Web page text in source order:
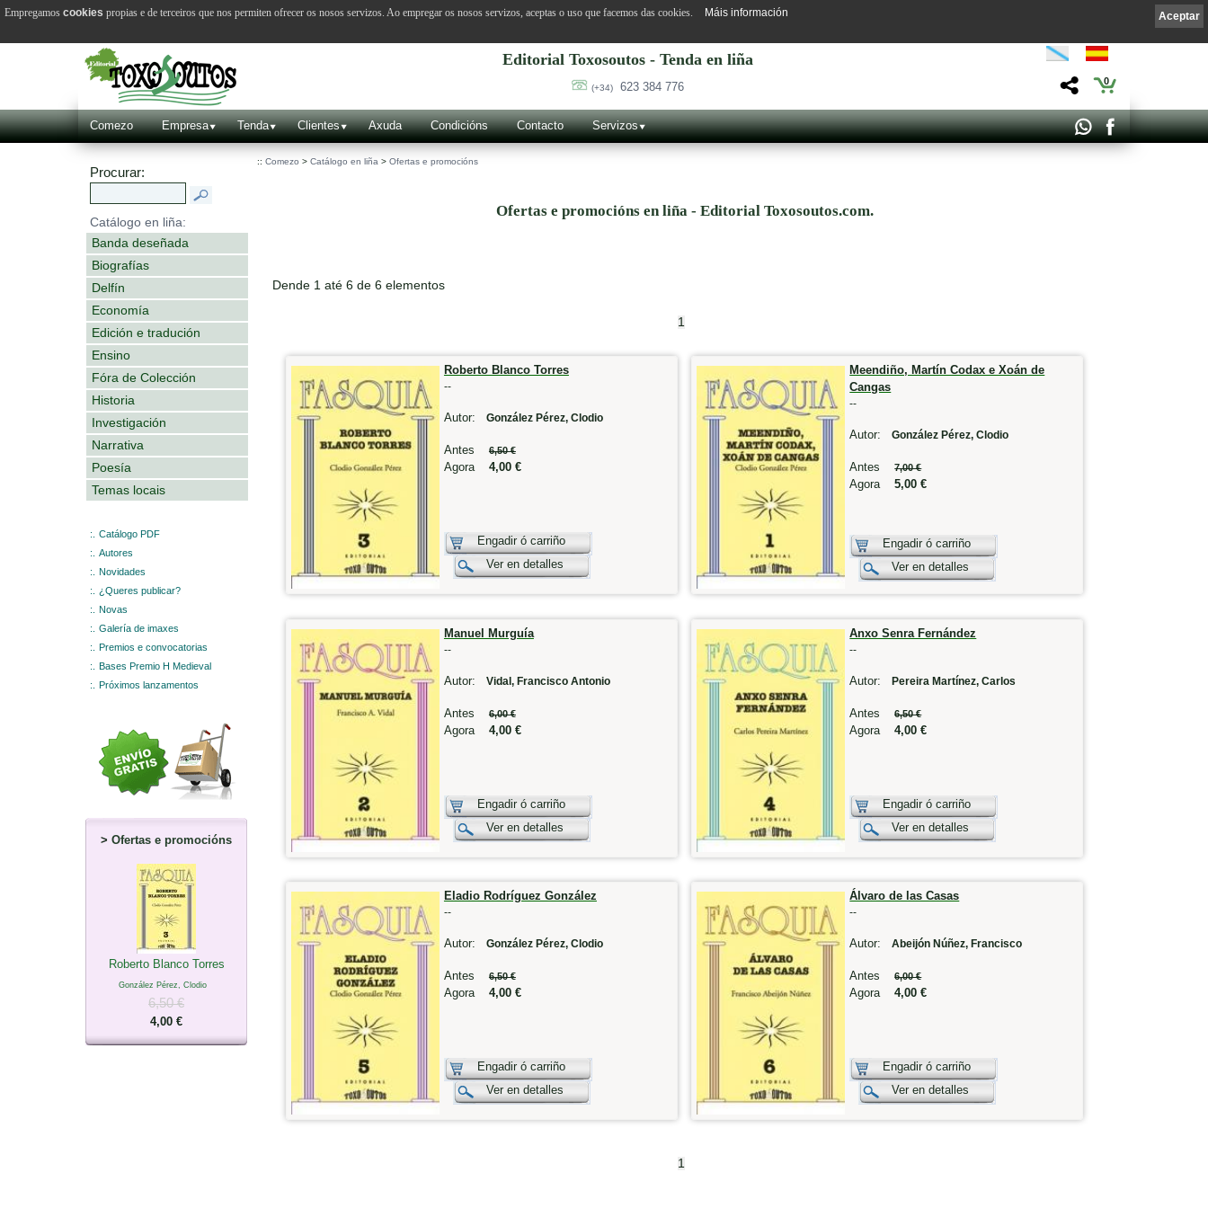
Editorial Toxosoutos - Tenda en liña
(+34) 623 384 776 0
Comezo Empresa Tenda Clientes Axuda Condicións Contacto Servizos
Procurar:
Catálogo en liña:
Banda deseñada
Biografías
Delfín
Economía
Edición e tradución
Ensino
Fóra de Colección
Historia
Investigación
Narrativa
Poesía
Temas locais
:.
Catálogo PDF
:.
Autores
:.
Novidades
:.
¿Queres publicar?
:.
Novas
:.
Galería de imaxes
:.
Premios e convocatorias
:.
Bases Premio H Medieval
:.
Próximos lanzamentos
> Ofertas e promocións
Roberto Blanco Torres
González Pérez, Clodio
6,50 €
4,00 €
:: Comezo > Catálogo en liña > Ofertas e promocións
Ofertas e promocións en liña - Editorial Toxosoutos.com.
Dende 1 até 6 de 6 elementos
1
Roberto Blanco Torres
--
Autor: González Pérez, Clodio
Antes 6,50 €
Agora 4,00 €
Engadir ó carriño
Ver en detalles
Meendiño, Martín Codax e Xoán de
Cangas
--
Autor:González Pérez, Clodio
Antes 7,00 €
Agora 5,00 €
Engadir ó carriño
Ver en detalles
Manuel Murguía
--
Autor: Vidal, Francisco Antonio
Antes 6,00 €
Agora 4,00 €
Engadir ó carriño
Ver en detalles
Anxo Senra Fernández
--
Autor:Pereira Martínez, Carlos
Antes 6,50 €
Agora 4,00 €
Engadir ó carriño
Ver en detalles
Eladio Rodríguez González
--
Autor: González Pérez, Clodio
Antes 6,50 €
Agora 4,00 €
Engadir ó carriño
Ver en detalles
Álvaro de las Casas
--
Autor:Abeijón Núñez, Francisco
Antes 6,00 €
Agora 4,00 €
Engadir ó carriño
Ver en detalles
1
Aceptar
Empregamos cookies propias e de terceiros que nos permiten ofrecer os nosos servizos. Ao empregar os nosos servizos, aceptas o uso que facemos das cookies. Máis información